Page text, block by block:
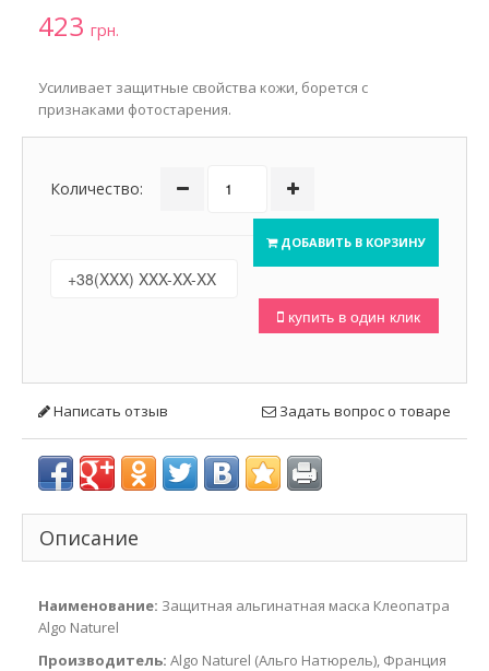
423 грн.
Усиливает защитные свойства кожи, борется с
признаками фотостарения.
Количество:
ДОБАВИТЬ В КОРЗИНУ
купить в один клик
Написать отзыв Задать вопрос о товаре
Описание
Наименование: Защитная альгинатная маска Клеопатра
Algo Naturel
Производитель: Algo Naturel (Альго Натюрель), Франция